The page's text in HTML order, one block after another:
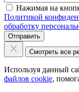
Нажимая на
Политикой
обработку
Отправить
Смотреть все
Используя данный
файлов cookie,